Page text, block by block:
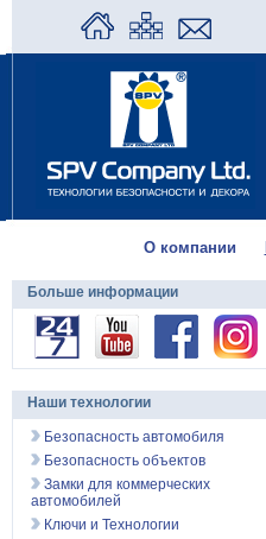
О компании
Больше информации
Наши технологии
Безопасность автомобиля
Безопасность объектов
Замки для коммерческих
автомобилей
Ключи и Технологии